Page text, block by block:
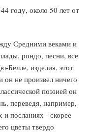
году, около 50 лет от
Средними веками и
рондо, песни, все
Белле, изделия, этот
он не произвел ничего
поэзией он
переведя, например,
посланиях - скорее
цветы твердо